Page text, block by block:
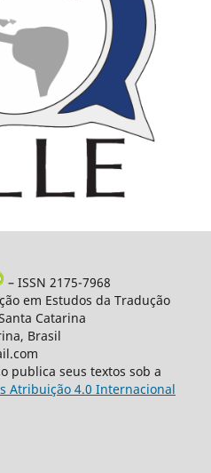
– ISSN 2175-7968
em Estudos da Tradução
Catarina
Brasil
publica seus textos sob a
Atribuição 4.0 Internacional